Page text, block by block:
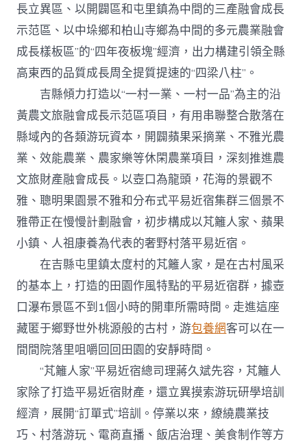
長立異區、以開闢區和屯里鎮為中間的三產融會成長
示范區、以中垛鄉和柏山寺鄉為中間的多元農業融會
成長樣板區”的“四年夜板塊”經濟，出力構建引領全縣
高東西的品質成長周全提質提速的“四梁八柱”。
吉縣傾力打造以“一村一業、一村一品”為主的沿
黃農文旅融會成長示范區項目，有用串聯整合散落在
縣域內的各類游玩資本，開闢蘋果采摘業、不雅光農
業、效能農業、農家樂等休閑農業項目，深刻推進農
文旅財產融會成長。以壺口為龍頭，花海的景觀不
雅、聰明果園景不雅和分布式平易近宿集群三個景不
雅帶正在慢慢計劃融會，初步構成以芃籬人家、蘋果
小鎮、人祖康養為代表的奢野村落平易近宿。
在吉縣屯里鎮太度村的芃籬人家，是在古村風采
的基本上，打造的田園作風特點的平易近宿群，據壺
口瀑布景區不到1個小時的開車所需時間。走進這座
藏匿于鄉野世外桃源般的古村，游包養網客可以在一
間間院落里咀嚼回回田園的安靜時間。
“芃籬人家”平易近宿總司理蔣久斌先容，芃籬人
家除了打造平易近宿財產，還立異摸索游玩研學培訓
經濟，展開“訂單式”培訓。停業以來，繚繞農業技
巧、村落游玩、電商直播、飯店治理、美食制作等方